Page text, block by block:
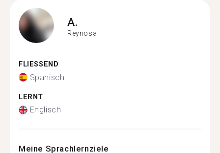
A.
Reynosa
FLIESSEND
Spanisch
LERNT
Englisch
Meine Sprachlernziele